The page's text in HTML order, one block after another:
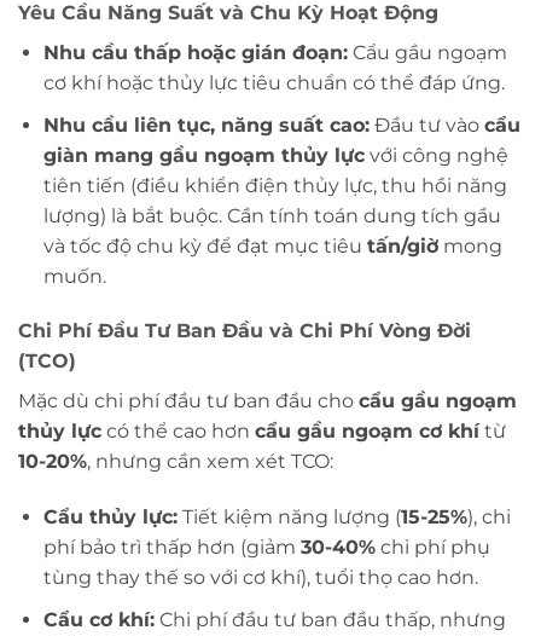
Yêu Cầu Năng Suất và Chu Kỳ Hoạt Động
Nhu cầu thấp hoặc gián đoạn:Cẩu gầu ngoạm
cơ khí hoặc thủy lực tiêu chuẩn có thể đáp ứng.
Nhu cầu liên tục, năng suất cao:Đầu tư vào cẩu
giàn mang gầu ngoạm thủy lựcvới công nghệ
tiên tiến (điều khiển điện thủy lực, thu hồi năng
lượng) là bắt buộc. Cần tính toán dung tích gầu
và tốc độ chu kỳ để đạt mục tiêu tấn/giờmong
muốn.
Chi Phí Đầu Tư Ban Đầu và Chi Phí Vòng Đời
(TCO)
Mặc dù chi phí đầu tư ban đầu cho cẩu gầu ngoạm
thủy lực có thể cao hơn cẩu gầu ngoạm cơ khítừ
10-20%, nhưng cần xem xét TCO:
Cẩu thủy lực:Tiết kiệm năng lượng (15-25%), chi
phí bảo trì thấp hơn (giảm 30-40%chi phí phụ
tùng thay thế so với cơ khí), tuổi thọ cao hơn.
Cẩu cơ khí:Chi phí đầu tư ban đầu thấp, nhưng